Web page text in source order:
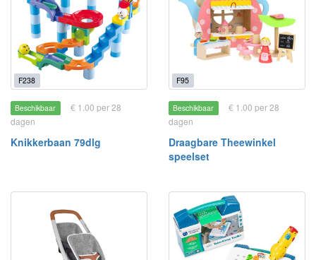
F238
Beschikbaar
€ 1.00 per 28
dagen
Knikkerbaan 79dlg
F95
Beschikbaar
€ 1.00 per 28
dagen
Draagbare Theewinkel
speelset